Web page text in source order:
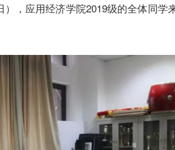
，应用经济学院2019级的全体同学